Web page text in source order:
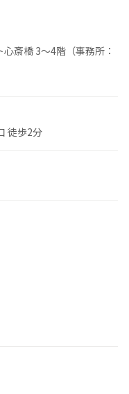
斎橋 3～4階（事務所：
徒歩2分